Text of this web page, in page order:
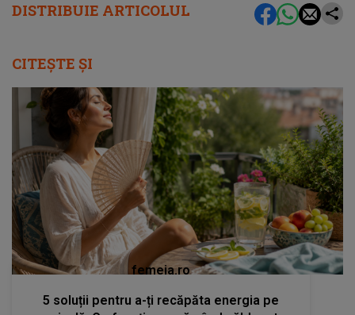
DISTRIBUIE ARTICOLUL
CITEȘTE ȘI
femeia.ro
5 soluții pentru a-ți recăpăta energia pe